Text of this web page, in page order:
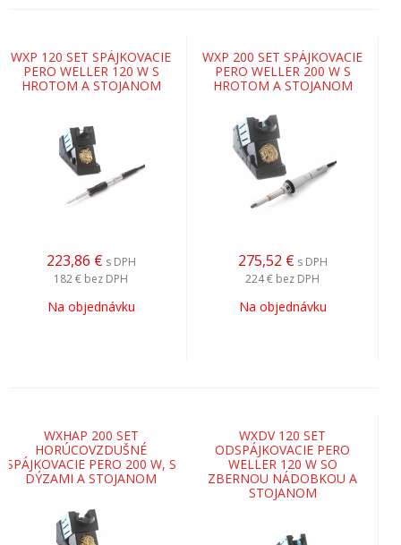
WXP 120 SET SPÁJKOVACIE
PERO WELLER 120 W S
HROTOM A STOJANOM
223,86 € s DPH
182 € bez DPH
Na objednávku
WXP 200 SET SPÁJKOVACIE
PERO WELLER 200 W S
HROTOM A STOJANOM
275,52 € s DPH
224 € bez DPH
Na objednávku
WXHAP 200 SET
HORÚCOVZDUŠNÉ
SPÁJKOVACIE PERO 200 W, S
DÝZAMI A STOJANOM
WXDV 120 SET
ODSPÁJKOVACIE PERO
WELLER 120 W SO
ZBERNOU NÁDOBKOU A
STOJANOM